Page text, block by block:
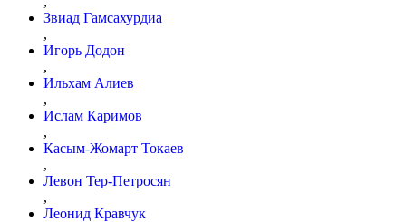
Звиад Гамсахурдиа
,
Игорь Додон
,
Ильхам Алиев
,
Ислам Каримов
,
Касым-Жомарт Токаев
,
Левон Тер-Петросян
,
Леонид Кравчук